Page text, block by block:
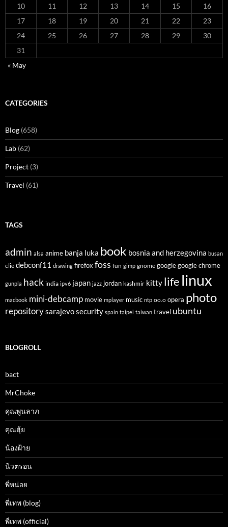
10
11 12 13 14 15
16
17
18 19 20 21 22
23
24
25 26 27 28 29
30
31
« May
CATEGORIES
Blog (658)
Lab (62)
Project (3)
Travel (61)
TAGS
admin alsa anime banja luka book bosnia and herzegovina busan
clie debconf11 drawing firefoxfoss fun gimp gnome google google chrome
gunpla hack india ipv6 japan jazz jordan kashmir kitty life linux
macbook mini-debcamp movie mplayer music ntp oo.o opera photo
repositorysarajevosecurity spain taipei taiwan travel ubuntu
BLOGROLL
bact
MrChoke
คุณพูนลาภ
คุณฮุ้ย
น้องฝ้าย
นิวตรอน
พี่หน่อย
พี่เทพ (blog)
พี่เทพ (official)